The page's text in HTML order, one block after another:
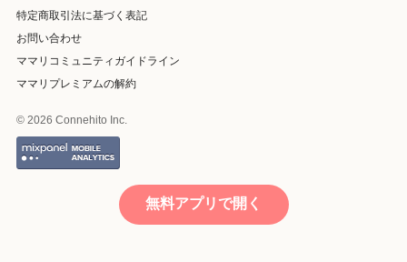
特定商取引法に基づく表記
お問い合わせ
ママリコミュニティガイドライン
ママリプレミアムの解約
© 2026 Connehito Inc.
無料アプリで開く